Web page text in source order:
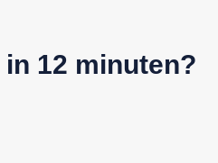
12 minuten?